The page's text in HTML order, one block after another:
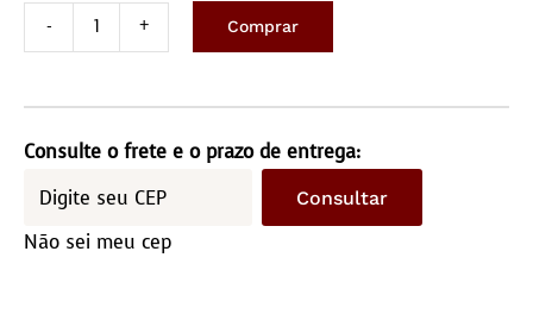
/
Sob
encomenda
Comprar
Consulte o frete e o prazo de entrega:
Consultar
Não sei meu cep